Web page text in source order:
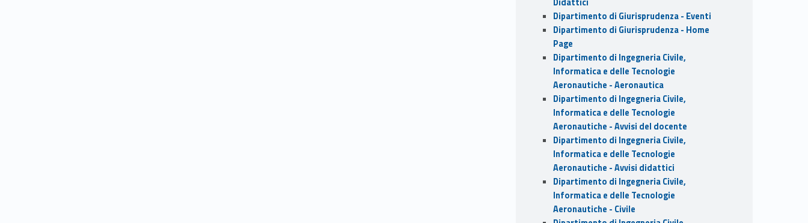
Dipartimento di Giurisprudenza - Eventi
Dipartimento di Giurisprudenza - Home
Page
Dipartimento di Ingegneria Civile,
Informatica e delle Tecnologie
Aeronautiche - Aeronautica
Dipartimento di Ingegneria Civile,
Informatica e delle Tecnologie
Aeronautiche - Avvisi del docente
Dipartimento di Ingegneria Civile,
Informatica e delle Tecnologie
Aeronautiche - Avvisi didattici
Dipartimento di Ingegneria Civile,
Informatica e delle Tecnologie
Aeronautiche - Civile